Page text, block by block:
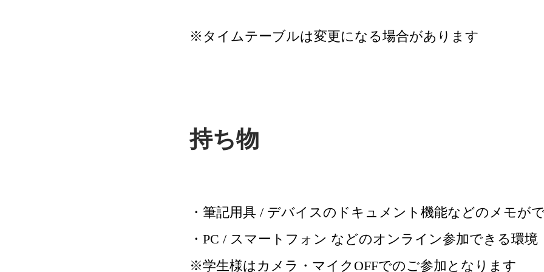
※タイムテーブルは変更になる場合があります
持ち物
・筆記用具 / デバイスのドキュメント機能などのメモが
・PC / スマートフォン などのオンライン参加できる環境
※学生様はカメラ・マイクOFFでのご参加となります